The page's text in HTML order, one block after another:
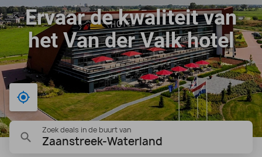
9,4
Ontdek 15.000+ deals
Ervaar de kwaliteit van
het Van der Valk hotel
Bij mij in de buurt
Zoek deals in de buurt van
Zaanstreek-Waterland